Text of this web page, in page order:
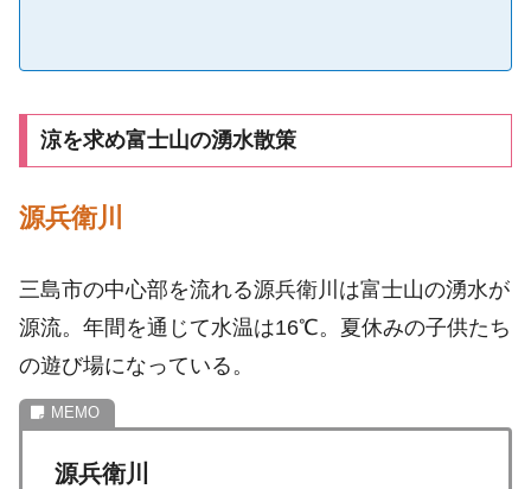
涼を求め富士山の湧水散策
源兵衛川
三島市の中心部を流れる源兵衛川は富士山の湧水が
源流。年間を通じて水温は16℃。夏休みの子供たち
の遊び場になっている。
源兵衛川